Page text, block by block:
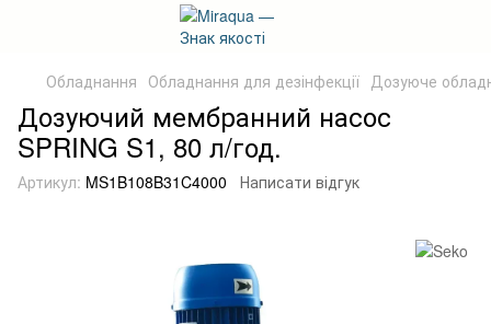
Обладнання Обладнання для дезінфекції Дозуюче
Дозуючий мембранний насос
SPRING S1, 80 л/год.
Артикул: MS1B108B31C4000 Написати відгук